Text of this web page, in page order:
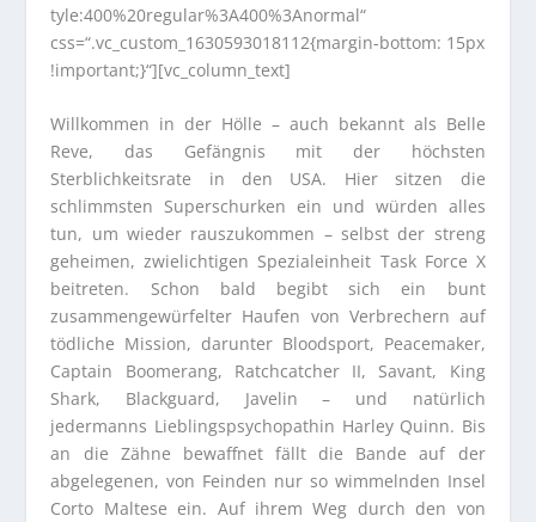
tyle:400%20regular%3A400%3Anormal“
css=“.vc_custom_1630593018112{margin-bottom: 15px
!important;}“][vc_column_text]
Willkommen in der Hölle – auch bekannt als Belle
Reve, das Gefängnis mit der höchsten
Sterblichkeitsrate in den USA. Hier sitzen die
schlimmsten Superschurken ein und würden alles
tun, um wieder rauszukommen – selbst der streng
geheimen, zwielichtigen Spezialeinheit Task Force X
beitreten. Schon bald begibt sich ein bunt
zusammengewürfelter Haufen von Verbrechern auf
tödliche Mission, darunter Bloodsport, Peacemaker,
Captain Boomerang, Ratchcatcher II, Savant, King
Shark, Blackguard, Javelin – und natürlich
jedermanns Lieblingspsychopathin Harley Quinn. Bis
an die Zähne bewaffnet fällt die Bande auf der
abgelegenen, von Feinden nur so wimmelnden Insel
Corto Maltese ein. Auf ihrem Weg durch den von